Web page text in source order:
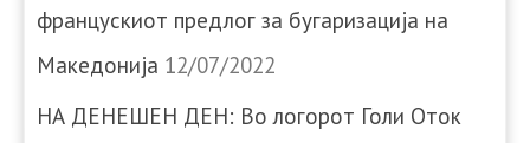
францускиот предлог за бугаризација на
Македонија 12/07/2022
НА ДЕНЕШЕН ДЕН: Во логорот Голи Оток